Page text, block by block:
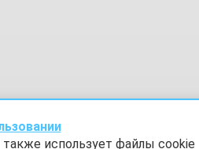
использует файлы cookie